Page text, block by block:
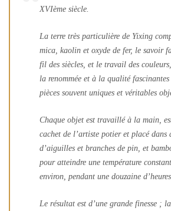
XVIème siècle.
La terre très particulière de Yixing
mica, kaolin et oxyde de fer, le savoir
fil des siècles, et le travail des
la renommée et à la qualité fascinantes
pièces souvent uniques et véritables
Chaque objet est travaillé à la main,
cachet de l’artiste potier et placé dans
d’aiguilles et branches de pin, et
pour atteindre une température
environ, pendant une douzaine d’heures.
Le résultat est d’une grande finesse ;